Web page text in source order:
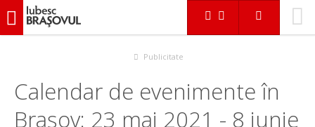
iubescbraşovul.ro
Publicitate
Calendar de evenimente în
Brașov: 23 mai 2021 - 8 iunie